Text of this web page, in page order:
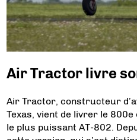
Air Tractor livre
Air Tractor, constructeur
Texas, vient de livrer le 800e
le plus puissant AT-802.